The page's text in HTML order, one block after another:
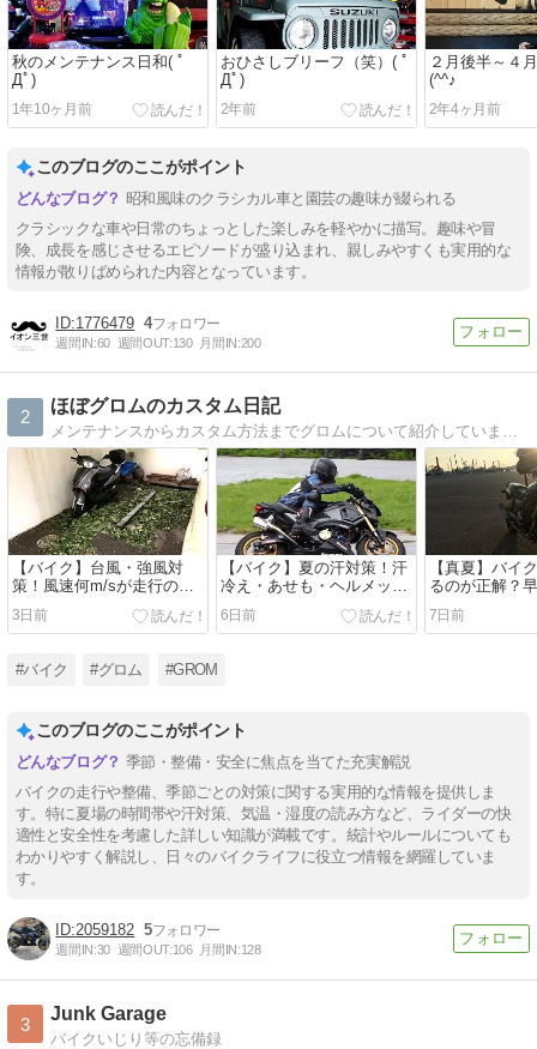
秋のメンテナンス日和( ﾟ
Дﾟ)
1年10ヶ月前
おひさしブリーフ（笑）( ﾟ
Дﾟ)
2年前
２月後半～４
(^^♪
2年4ヶ月前
このブログのここがポイント
昭和風味のクラシカル車と園芸の趣味が綴られる
クラシックな車や日常のちょっとした楽しみを軽やかに描写。趣味や冒
険、成長を感じさせるエピソードが盛り込まれ、親しみやすくも実用的な
情報が散りばめられた内容となっています。
1776479 4
週間IN:60 週間OUT:130 月間IN:200
2
ほぼグロムのカスタム日記
メンテナンスからカスタム方法までグロムについて紹介しています！
【バイク】台風・強風対
策！風速何m/sが走行の限
界？駐輪の倒れ防止も解
説！
3日前
【バイク】夏の汗対策！汗
冷え・あせも・ヘルメット
の汗だれ対処法！
6日前
【真夏】バイ
るのが正解？
リングのすす
7日前
#バイク #グロム #GROM
このブログのここがポイント
季節・整備・安全に焦点を当てた充実解説
バイクの走行や整備、季節ごとの対策に関する実用的な情報を提供しま
す。特に夏場の時間帯や汗対策、気温・湿度の読み方など、ライダーの快
適性と安全性を考慮した詳しい知識が満載です。統計やルールについても
わかりやすく解説し、日々のバイクライフに役立つ情報を網羅していま
す。
2059182 5
週間IN:30 週間OUT:106 月間IN:128
3
Junk Garage
バイクいじり等の忘備録